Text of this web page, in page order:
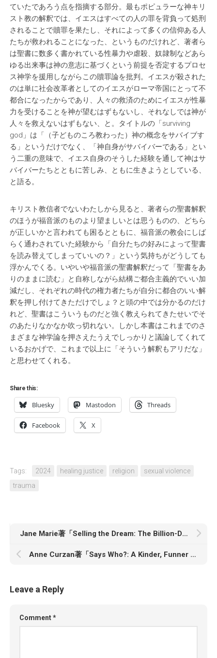
ていたであろう点を指摘する部分。最もポピュラーな神キリ
スト教の解釈では、イエスはすべての人の罪を背負って処刑
されることで贖罪を果たし、それによって多くの信仰ある人
たちが救われることになった、というものだけれど、著者ら
は聖書に数多く書かれている性暴力や虐殺、奴隷制などあら
ゆる出来事は神の意志に基づくという前提を否定するプロセ
ス神学を援用しながらこの贖罪論を批判。イエスが殺された
のは単に社会改革者としてのイエスがローマ帝国にとって不
都合になったからであり、人々の救済のためにイエスが性暴
力を受けることを神が望むはずもないし、それなしでは神が
人々を救えないはずもない、と。タイトルの「surviving
god」は「（子どものころ教わった）神の概念をサバイブす
る」というだけでなく、「神自身がサバイバーである」とい
う二重の意味で、イエス自身のそうした経験を通して神はサ
バイバーたちとともに苦しみ、ともに生きようとしている、
と語る。
キリスト教信者でないわたしから見ると、著者らの聖書解釈
のほうが福音派のものより望ましいとは思うものの、どちら
が正しいかと言われても困るとともに、福音派の教会にしば
らく通わされていた経験から「自分たちの好みによって聖書
を読み替えてしまっていいの？」という気持ちがどうしても
浮かんでくる。いやいや福音派の聖書解釈だって「聖書をあ
りのままに読む」と自称しながら結構ご都合主義的でいい加
減だし、それぞれの時代の権力者たちが自分に都合のいい解
釈を押し付けてきただけでしょ？と頭の中では分かるのだけ
れど、聖書はこういうものだと強く教えられてきたせいでそ
のあたりなかなか吹っ切れない。しかし本書はこれまでのさ
まざまな神学論を押さえたうえでしっかりと議論してくれて
いるおかげで、これまで以上に「そういう解釈もアリだな」
と思わせてくれる。
Share this:
Bluesky Mastodon Threads
Facebook X
Tags: 2024 healing justice religion
sexual violence
trauma
Jane Marie著「Selling the Dream: The Billion-Dollar Industry Bankrupting Americans」
Anne Curzan著「Says Who?: A Kinder, Funner Usage Guide for Everyone Who Cares About Words」
Leave a Reply
Comment*